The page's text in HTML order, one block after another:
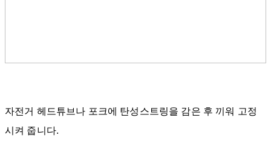
자전거 헤드튜브나 포크에 탄성스트링을 감은 후 끼워 고정
시켜 줍니다.